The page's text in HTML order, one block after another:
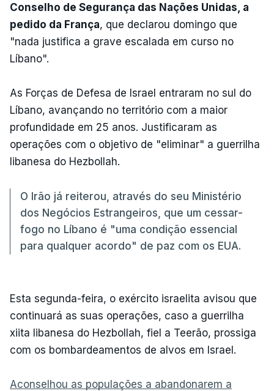
Conselho de Segurança das Nações Unidas, a
pedido da França, que declarou domingo que
"nada justifica a grave escalada em curso no
Líbano".
As Forças de Defesa de Israel entraram no sul do
Líbano, avançando no território com a maior
profundidade em 25 anos. Justificaram as
operações com o objetivo de "eliminar" a guerrilha
libanesa do Hezbollah.
O Irão já reiterou, através do seu Ministério
dos Negócios Estrangeiros, que um cessar-
fogo no Líbano é "uma condição essencial
para qualquer acordo" de paz com os EUA.
Esta segunda-feira, o exército israelita avisou que
continuará as suas operações, caso a guerrilha
xiita libanesa do Hezbollah, fiel a Teerão, prossiga
com os bombardeamentos de alvos em Israel.
Aconselhou as populações a abandonarem a